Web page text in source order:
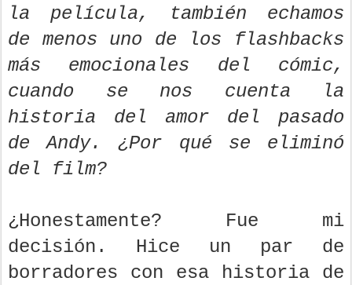
la película, también echamos
de menos uno de los flashbacks
más emocionales del cómic,
cuando se nos cuenta la
historia del amor del pasado
de Andy. ¿Por qué se eliminó
del film?
¿Honestamente? Fue mi
decisión. Hice un par de
borradores con esa historia de